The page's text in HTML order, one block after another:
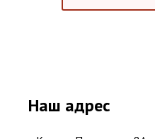
Наш адрес